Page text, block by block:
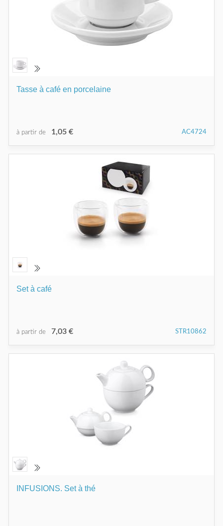
Tasse à café en porcelaine
à partir de 1,05 € AC4724
Set à café
à partir de 7,03 € STR10862
INFUSIONS. Set à thé